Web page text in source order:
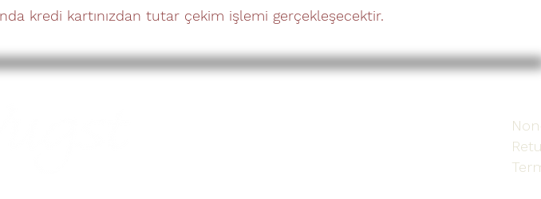
kredi kartınızdan tutar çekim işlemi gerçekleşecektir.